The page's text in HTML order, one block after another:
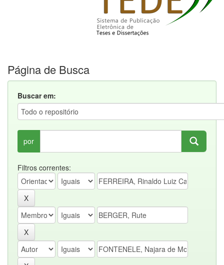
Página de Busca
Buscar em:
por
Filtros correntes: